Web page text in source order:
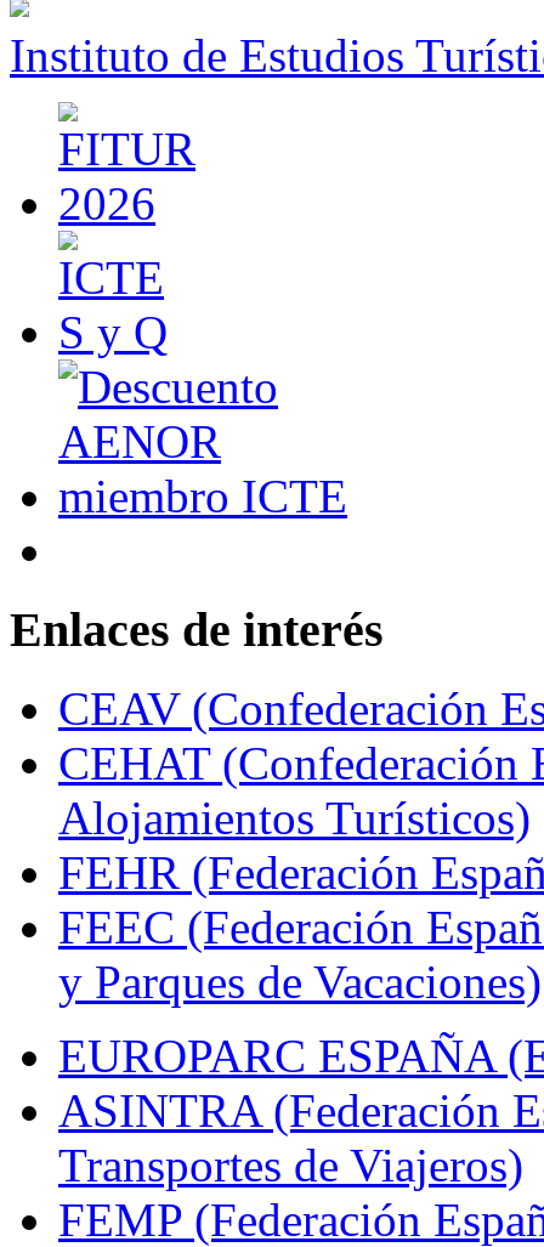
Instituto de Estudios
Enlaces de interés
CEAV (Confederación
CEHAT (Confederación
Alojamientos Turísticos)
FEHR (Federación
FEEC (Federación
y Parques de Vacaciones)
EUROPARC ESPAÑA
ASINTRA (Federación
Transportes de Viajeros)
FEMP (Federación